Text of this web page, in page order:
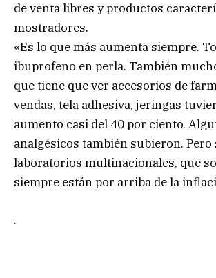
de venta libres y productos
mostradores.
«Es lo que más aumenta siempre.
ibuprofeno en perla. También
que tiene que ver accesorios de
vendas, tela adhesiva, jeringas
aumento casi del 40 por ciento.
analgésicos también subieron. Pero
laboratorios multinacionales, que
siempre están por arriba de la
.